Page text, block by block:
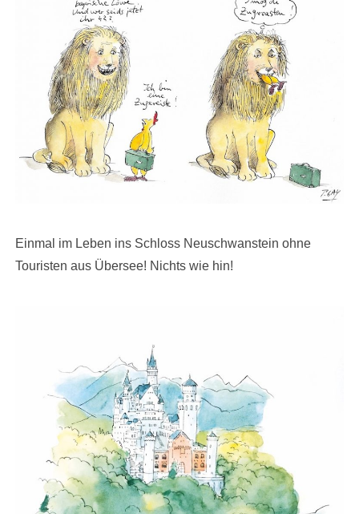
Einmal im Leben ins Schloss Neuschwanstein ohne
Touristen aus Übersee! Nichts wie hin!